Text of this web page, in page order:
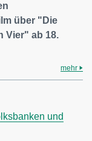
über "Die
Vier" ab 18.
mehr
und